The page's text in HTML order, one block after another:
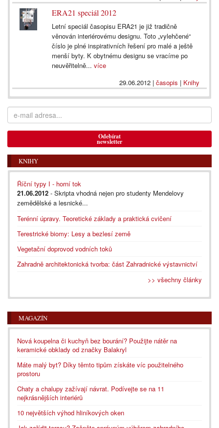
ERA21 speciál 2012
Letní speciál časopisu ERA21 je již tradičně
věnován interiérovému designu. Toto „vylehčené“
číslo je plné inspirativních řešení pro malé a ještě
menší byty. K obytnému designu se vracíme po
neuvěřitelně...více
29.06.2012| časopis | Knihy
Odebírat
newsletter
KNIHY
Říční typy I - horní tok
21.06.2012 - Skripta vhodná nejen pro studenty Mendelovy
zemědělské a lesnické...
Terénní úpravy. Teoretické základy a praktická cvičení
Terestrické biomy: Lesy a bezlesí země
Vegetační doprovod vodních toků
Zahradně architektonická tvorba: část Zahradnické výstavnictví
>> všechny články
MAGAZÍN
Nová koupelna či kuchyň bez bourání? Použijte nátěr na
keramické obklady od značky Balakryl
Máte malý byt? Díky těmto tipům získáte víc použitelného
prostoru
Chaty a chalupy zažívají návrat. Podívejte se na 11
nejkrásnějších interiérů
10 největších výhod hliníkových oken